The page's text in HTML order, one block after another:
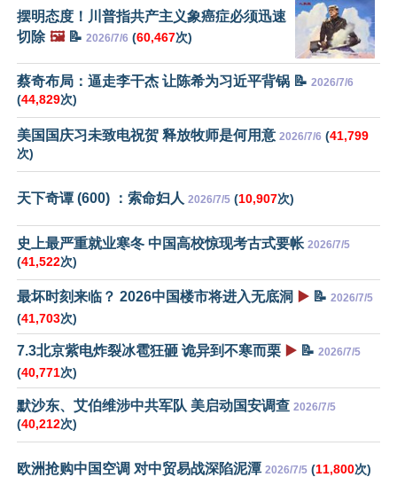
摆明态度！川普指共产主义象癌症必须迅速
切除 🖼️📝 2026/7/6 (60,467次)
蔡奇布局：逼走李干杰 让陈希为习近平背锅 📝 2026/7/6
(44,829次)
美国国庆习未致电祝贺 释放牧师是何用意 2026/7/6 (41,799
次)
天下奇谭 (600) ：索命妇人 2026/7/5 (10,907次)
史上最严重就业寒冬 中国高校惊现考古式要帐 2026/7/5
(41,522次)
最坏时刻来临？ 2026中国楼市将进入无底洞 ▶️ 📝 2026/7/5
(41,703次)
7.3北京紫电炸裂冰雹狂砸 诡异到不寒而栗 ▶️ 📝 2026/7/5
(40,771次)
默沙东、艾伯维涉中共军队 美启动国安调查 2026/7/5
(40,212次)
欧洲抢购中国空调 对中贸易战深陷泥潭 2026/7/5 (11,800次)